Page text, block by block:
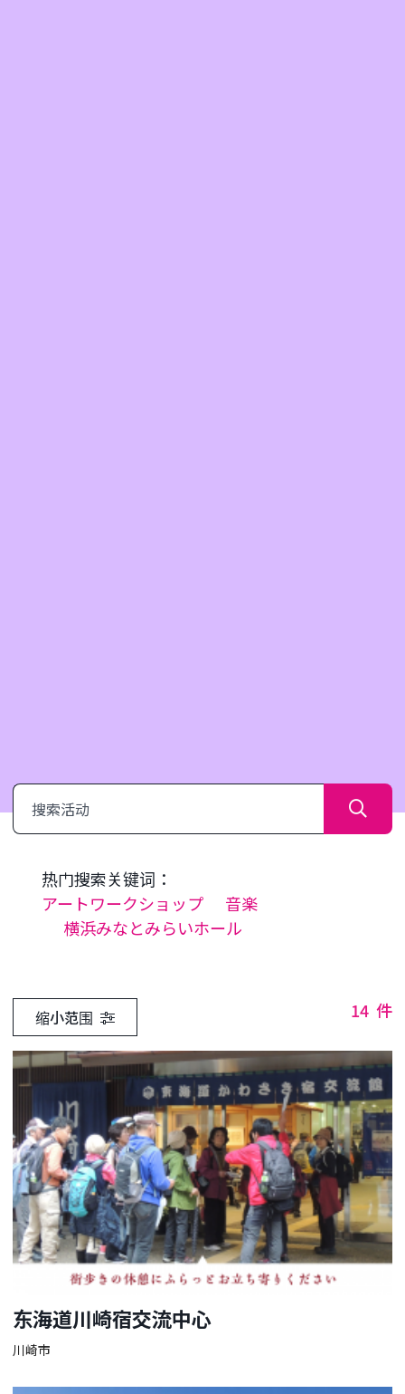
搜
索
热门搜索关键词：
アートワークショップ
音楽
横浜みなとみらいホール
缩小范围 14 件
东海道川崎宿交流中心
川崎市